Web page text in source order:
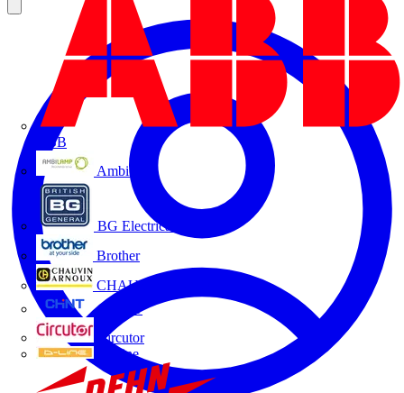
ABB
Ambilamp
BG Electrical
Brother
CHAUVIN ARNOUX
CHINT
Circutor
D-Line